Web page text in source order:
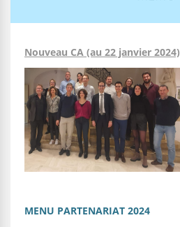
Nouveau CA (au 22 janvier 2024)
MENU PARTENARIAT 2024